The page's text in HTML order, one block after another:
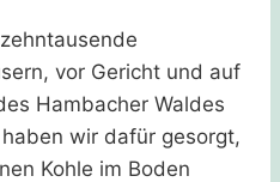
vor Gericht und auf
Hambacher Waldes
wir dafür gesorgt,
Kohle im Boden